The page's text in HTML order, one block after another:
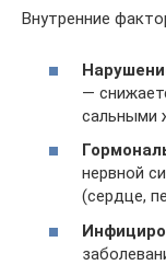
Внутренние
—
сальными
нервной
(сердце,